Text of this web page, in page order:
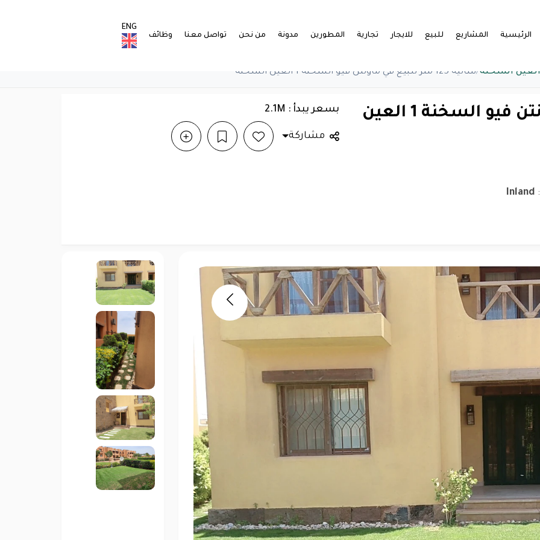
الرئيسية المشاريع للبيع للايجار تجارية المطورين مدونة من نحن تواصل معنا وظائف
ENG
السخنة/شاليه 125 متر للبيع في ماونتن فيو السخنة 1 العين السخنة
شاليه 125 متر للبيع في ماونتن فيو السخنة 1 العين
Inland
بسعر يبدأ : 2.1M
مشاركة
Previous